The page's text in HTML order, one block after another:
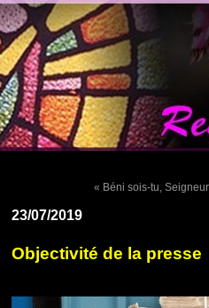
« Béni sois-tu, Seigneur
23/07/2019
Objectivité de la presse